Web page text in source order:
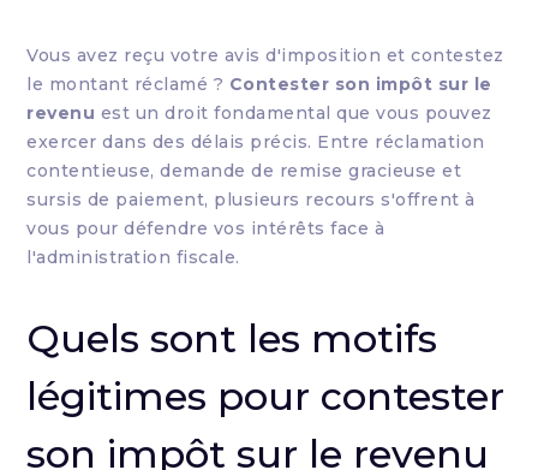
Vous avez reçu votre avis d'imposition et contestez
le montant réclamé ? Contester son impôt sur le
revenu est un droit fondamental que vous pouvez
exercer dans des délais précis. Entre réclamation
contentieuse, demande de remise gracieuse et
sursis de paiement, plusieurs recours s'offrent à
vous pour défendre vos intérêts face à
l'administration fiscale.
Quels sont les motifs
légitimes pour contester
son impôt sur le revenu